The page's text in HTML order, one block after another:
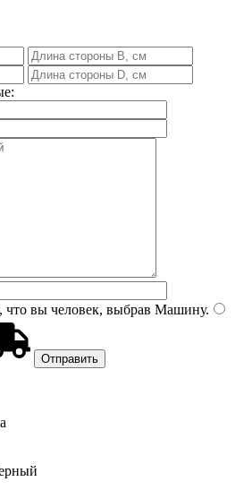
вы человек, выбрав Машину.